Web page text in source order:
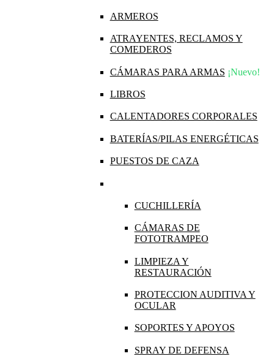
ARMEROS
ATRAYENTES, RECLAMOS Y
COMEDEROS
CÁMARAS PARA ARMAS ¡Nuevo!
LIBROS
CALENTADORES CORPORALES
BATERÍAS/PILAS ENERGÉTICAS
PUESTOS DE CAZA
CUCHILLERÍA
CÁMARAS DE
FOTOTRAMPEO
LIMPIEZA Y
RESTAURACIÓN
PROTECCION AUDITIVA Y
OCULAR
SOPORTES Y APOYOS
SPRAY DE DEFENSA